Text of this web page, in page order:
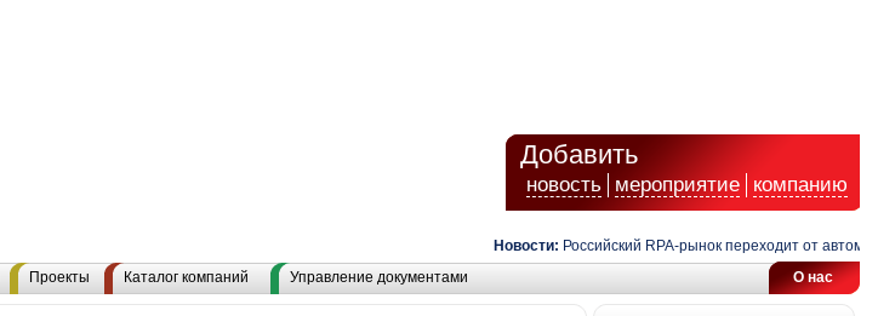
Добавить
новость мероприятие компанию
Новости: Российский RPA-рынок переходит от
О нас
Проекты Каталог компаний Управление документами